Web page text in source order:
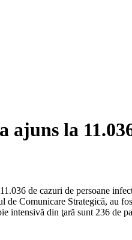
la
de cazuri de persoane
Comunicare Strategică, au
intensivă din ţară sunt 236 de